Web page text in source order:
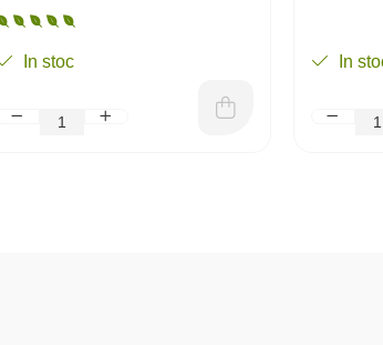
In stoc In